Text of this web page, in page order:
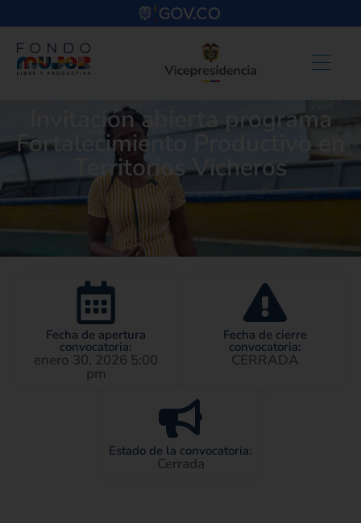
Invitación abierta programa
Fortalecimiento Productivo en
Territorios Vicheros
Fecha de apertura
convocatoria:
enero 30, 2026 5:00
pm
Fecha de cierre
convocatoria:
CERRADA
Estado de la convocatoria:
Cerrada